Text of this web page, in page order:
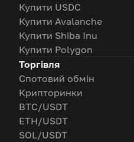
Купити USDC
Купити Avalanche
Купити Shiba Inu
Купити Polygon
Торгівля
Спотовий обмін
Крипторинки
BTC/USDT
ETH/USDT
SOL/USDT